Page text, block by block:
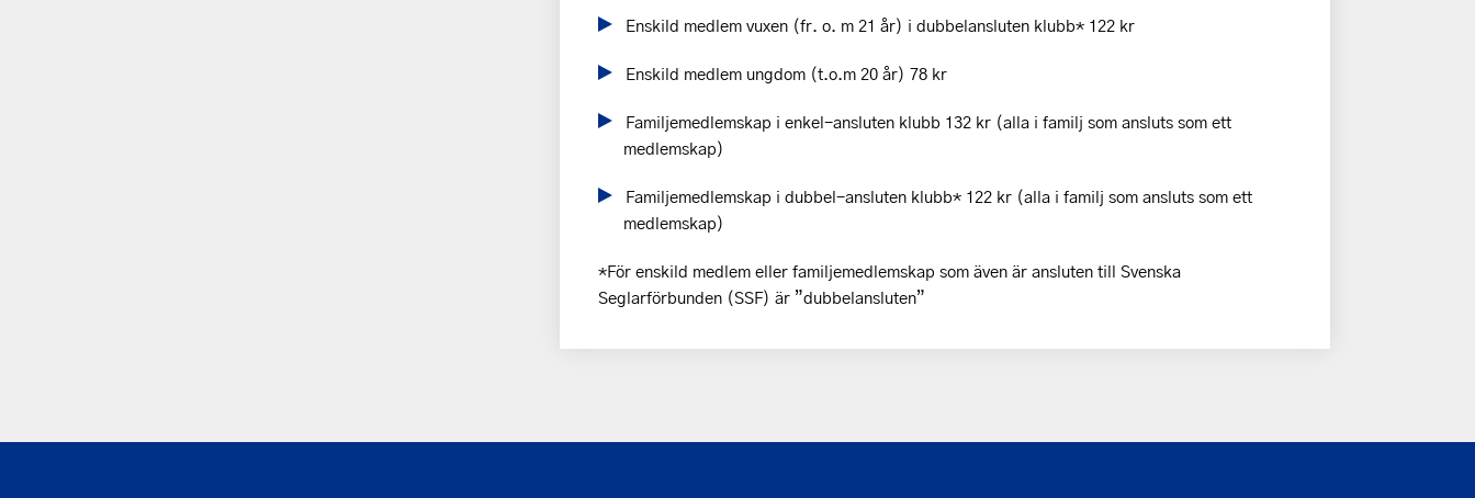
Enskild medlem vuxen (fr. o. m 21 år) i dubbelansluten klubb* 122 kr
Enskild medlem ungdom (t.o.m 20 år) 78 kr
Familjemedlemskap i enkel-ansluten klubb 132 kr (alla i familj som ansluts som ett
medlemskap)
Familjemedlemskap i dubbel-ansluten klubb* 122 kr (alla i familj som ansluts som ett
medlemskap)
*För enskild medlem eller familjemedlemskap som även är ansluten till Svenska
Seglarförbunden (SSF) är ”dubbelansluten”